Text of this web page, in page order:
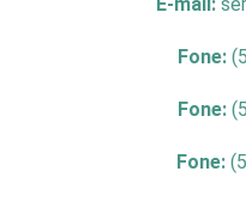
Fone:
Fone:
Fone: